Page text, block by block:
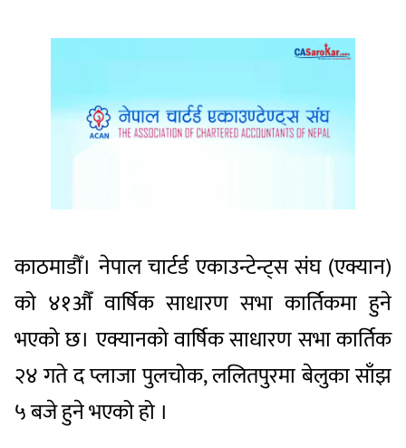
काठमाडौँ। नेपाल चार्टर्ड एकाउन्टेन्ट्स संघ (एक्यान)
को ४१औँ वार्षिक साधारण सभा कार्तिकमा हुने
भएको छ। एक्यानको वार्षिक साधारण सभा कार्तिक
२४ गते द प्लाजा पुलचोक, ललितपुरमा बेलुका साँझ
५ बजे हुने भएको हो ।